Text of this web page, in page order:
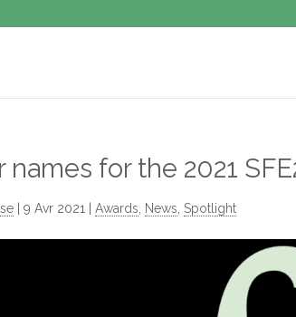
names for the 2021
|9 Avr 2021 |Awards News Spotlight